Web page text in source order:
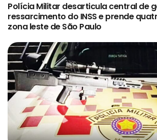
Polícia Militar desarticula central de
ressarcimento do INSS e prende
zona leste de São Paulo